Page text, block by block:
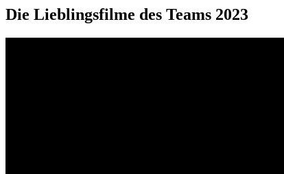
Die Lieblingsfilme des Teams 2023